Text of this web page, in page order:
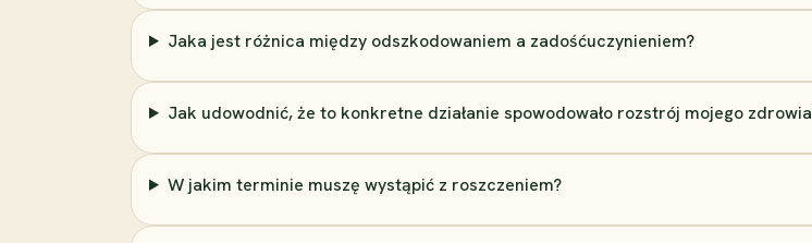
Jaka jest różnica między odszkodowaniem a zadośćuczynieniem?
Jak udowodnić, że to konkretne działanie spowodowało rozstrój mojego
W jakim terminie muszę wystąpić z roszczeniem?